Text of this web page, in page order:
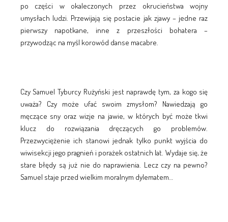
po części w okaleczonych przez okrucieństwa wojny
umysłach ludzi. Przewijają się postacie jak zjawy – jedne raz
pierwszy napotkane, inne z przeszłości bohatera –
przywodząc na myśl korowód danse macabre.
Czy Samuel Tyburcy Rużyński jest naprawdę tym, za kogo się
uważa? Czy może ufać swoim zmysłom? Nawiedzają go
męczące sny oraz wizje na jawie, w których być może tkwi
klucz do rozwiązania dręczących go problemów.
Przezwyciężenie ich stanowi jednak tylko punkt wyjścia do
wiwisekcji jego pragnień i porażek ostatnich lat. Wydaje się, że
stare błędy są już nie do naprawienia. Lecz czy na pewno?
Samuel staje przed wielkim moralnym dylematem…